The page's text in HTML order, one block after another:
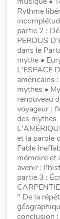
Rythme
partie 2 :
PERDUS
dans le
mythe •
L'ESPACE
américains
mythes •
renouveau
voyageur :
des mythes
et la parole
Fable
mémoire et
avenir :
partie 3 :
" De la
conclusion :